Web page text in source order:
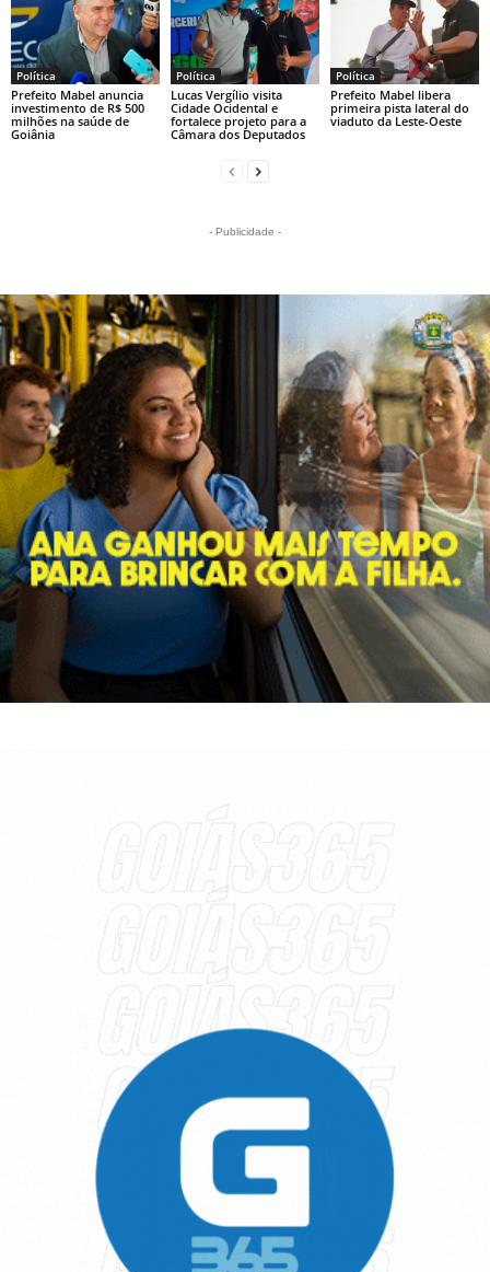
Política
Prefeito Mabel anuncia
investimento de R$ 500
milhões na saúde de
Goiânia
Política
Lucas Vergílio visita
Cidade Ocidental e
fortalece projeto para a
Câmara dos Deputados
Política
Prefeito Mabel libera
primeira pista lateral do
viaduto da Leste-Oeste
- Publicidade -